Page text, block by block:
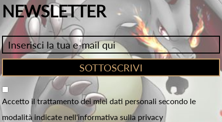
NEWSLETTER
Accetto il trattamento dei miei dati personali secondo le
modalità indicate nell'informativa sulla privacy